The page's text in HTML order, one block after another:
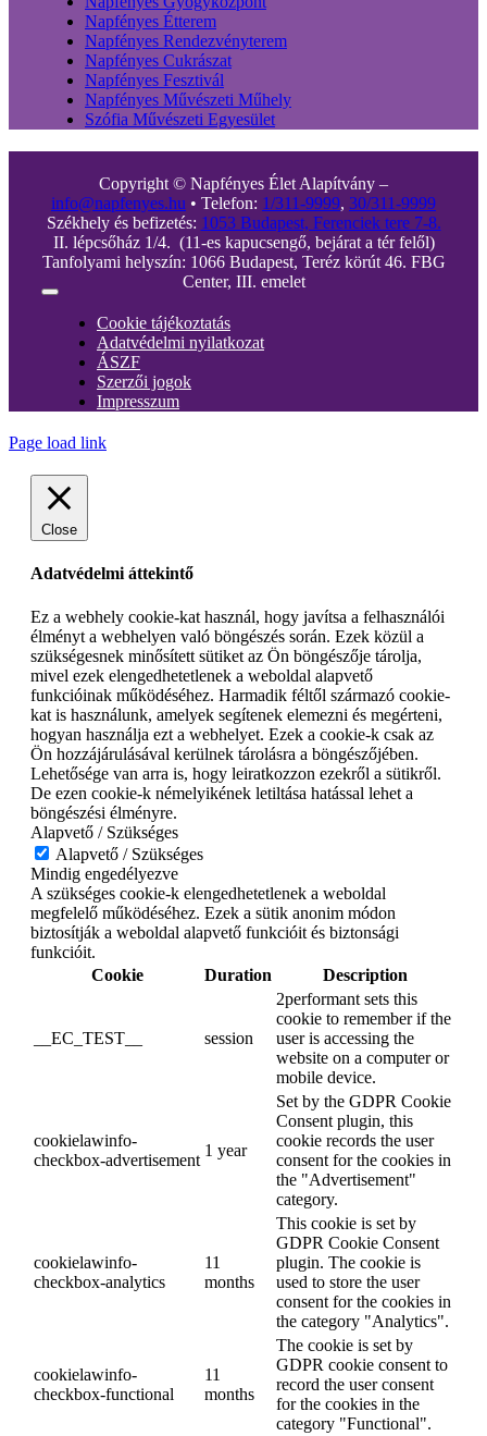
Napfényes Étterem
Napfényes Rendezvényterem
Napfényes Cukrászat
Napfényes Fesztivál
Napfényes Művészeti Műhely
Szófia Művészeti Egyesület
Copyright © Napfényes Élet Alapítvány –
info@napfenyes.hu • Telefon: 1/311-9999, 30/311-9999
Székhely és befizetés: 1053 Budapest, Ferenciek tere 7-8.
II. lépcsőház 1/4. (11-es kapucsengő, bejárat a tér felől)
Tanfolyami helyszín: 1066 Budapest, Teréz körút 46. FBG
Center, III. emelet
Toggle
NavigationCookie tájékoztatás
Adatvédelmi nyilatkozat
ÁSZF
Szerzői jogok
Impresszum
Page load link
Close
Adatvédelmi áttekintő
Ez a webhely cookie-kat használ, hogy javítsa a felhasználói
élményt a webhelyen való böngészés során. Ezek közül a
szükségesnek minősített sütiket az Ön böngészője tárolja,
mivel ezek elengedhetetlenek a weboldal alapvető
funkcióinak működéséhez. Harmadik féltől származó cookie-
kat is használunk, amelyek segítenek elemezni és megérteni,
hogyan használja ezt a webhelyet. Ezek a cookie-k csak az
Ön hozzájárulásával kerülnek tárolásra a böngészőjében.
Lehetősége van arra is, hogy leiratkozzon ezekről a sütikről.
De ezen cookie-k némelyikének letiltása hatással lehet a
böngészési élményre.
Alapvető / Szükséges
Alapvető / Szükséges
Mindig engedélyezve
A szükséges cookie-k elengedhetetlenek a weboldal
megfelelő működéséhez. Ezek a sütik anonim módon
biztosítják a weboldal alapvető funkcióit és biztonsági
funkcióit.
Cookie
Duration Description
__EC_TEST__ session
2performant sets this
cookie to remember if the
user is accessing the
website on a computer or
mobile device.
cookielawinfo-
checkbox-advertisement
1 year
Set by the GDPR Cookie
Consent plugin, this
cookie records the user
consent for the cookies in
the "Advertisement"
category.
cookielawinfo-
checkbox-analytics
11
months
This cookie is set by
GDPR Cookie Consent
plugin. The cookie is
used to store the user
consent for the cookies in
the category "Analytics".
cookielawinfo-
checkbox-functional
11
months
The cookie is set by
GDPR cookie consent to
record the user consent
for the cookies in the
category "Functional".